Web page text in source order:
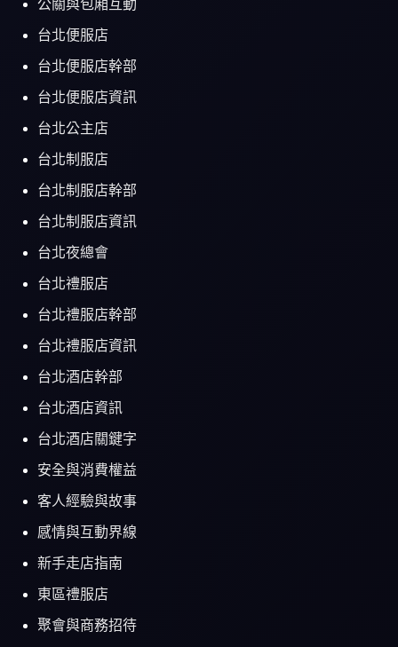
公關與包廂互動
台北便服店
台北便服店幹部
台北便服店資訊
台北公主店
台北制服店
台北制服店幹部
台北制服店資訊
台北夜總會
台北禮服店
台北禮服店幹部
台北禮服店資訊
台北酒店幹部
台北酒店資訊
台北酒店關鍵字
安全與消費權益
客人經驗與故事
感情與互動界線
新手走店指南
東區禮服店
聚會與商務招待